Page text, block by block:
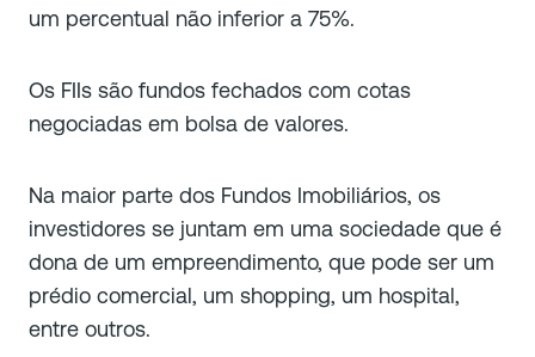
um percentual não inferior a 75%.
Os FIIs são fundos fechados com cotas
negociadas em bolsa de valores.
Na maior parte dos Fundos Imobiliários, os
investidores se juntam em uma sociedade que é
dona de um empreendimento, que pode ser um
prédio comercial, um shopping, um hospital,
entre outros.